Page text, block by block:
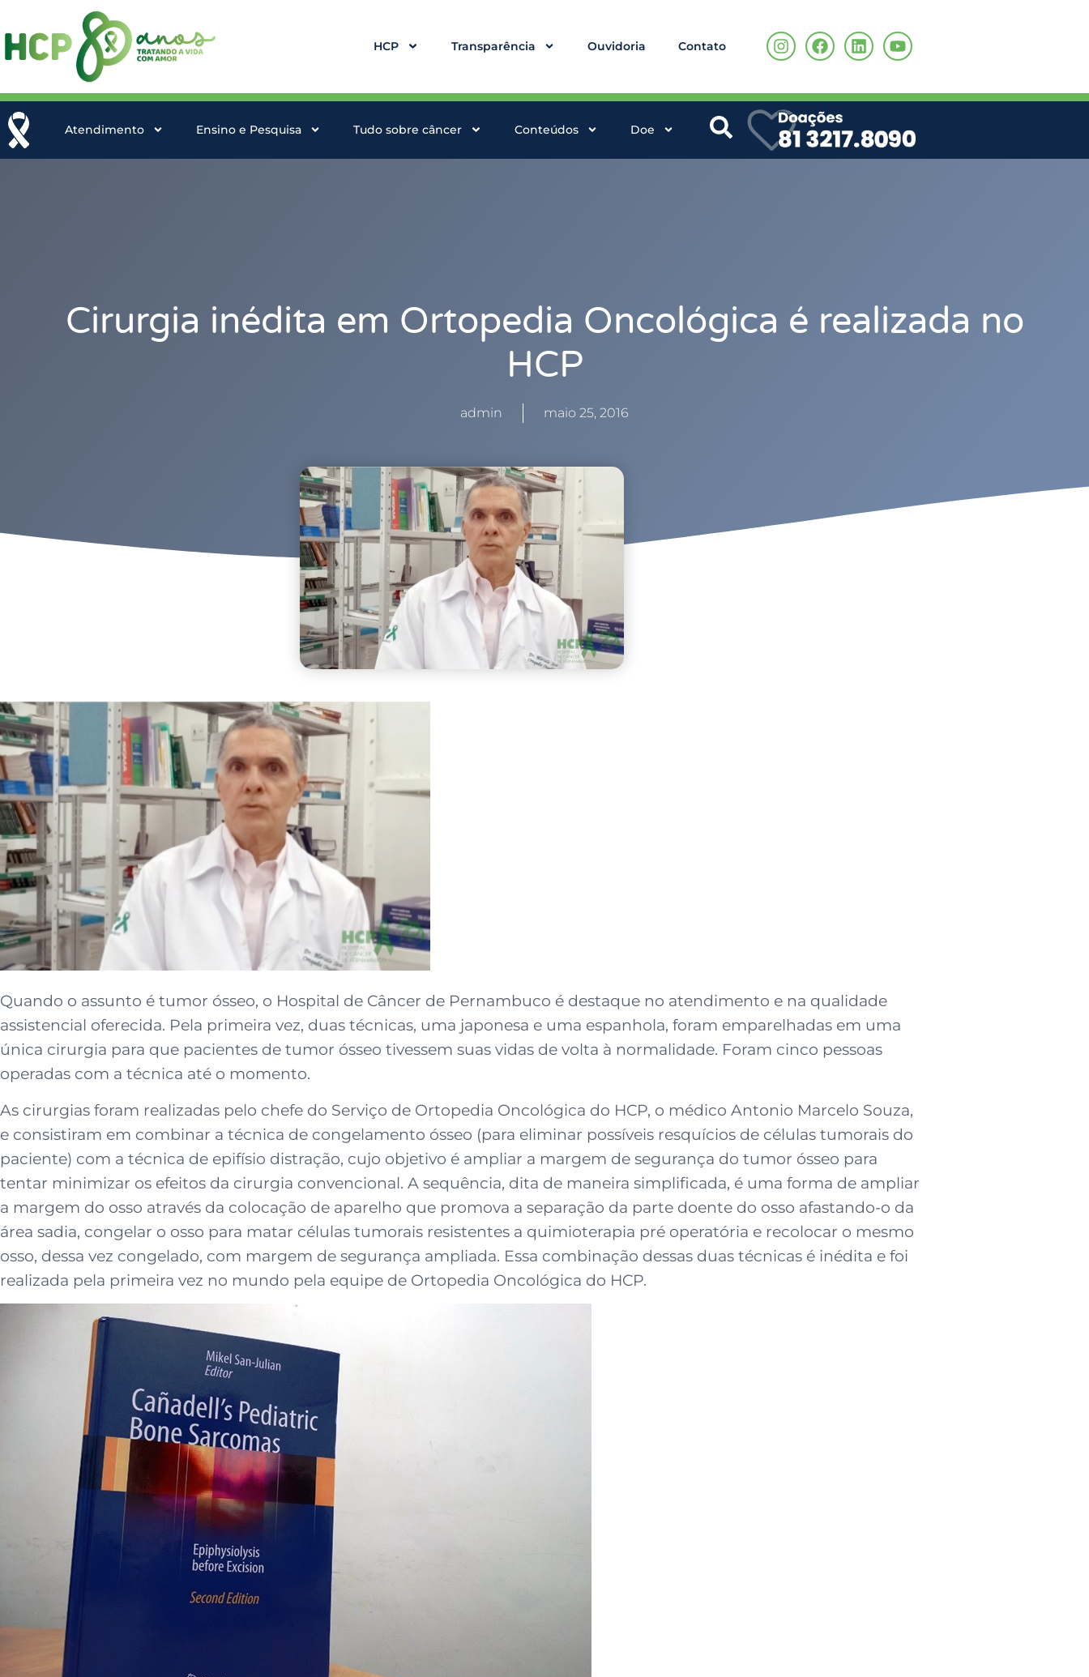
HCP Transparência Ouvidoria Contato
Atendimento Ensino e Pesquisa Tudo sobre câncer Conteúdos Doe
Cirurgia inédita em Ortopedia Oncológica é realizada no
HCP
admin maio 25, 2016
Quando o assunto é tumor ósseo, o Hospital de Câncer de Pernambuco é destaque no atendimento e na qualidade
assistencial oferecida. Pela primeira vez, duas técnicas, uma japonesa e uma espanhola, foram emparelhadas em uma
única cirurgia para que pacientes de tumor ósseo tivessem suas vidas de volta à normalidade. Foram cinco pessoas
operadas com a técnica até o momento.
As cirurgias foram realizadas pelo chefe do Serviço de Ortopedia Oncológica do HCP, o médico Antonio Marcelo Souza,
e consistiram em combinar a técnica de congelamento ósseo (para eliminar possíveis resquícios de células tumorais do
paciente) com a técnica de epifísio distração, cujo objetivo é ampliar a margem de segurança do tumor ósseo para
tentar minimizar os efeitos da cirurgia convencional. A sequência, dita de maneira simplificada, é uma forma de ampliar
a margem do osso através da colocação de aparelho que promova a separação da parte doente do osso afastando-o da
área sadia, congelar o osso para matar células tumorais resistentes a quimioterapia pré operatória e recolocar o mesmo
osso, dessa vez congelado, com margem de segurança ampliada. Essa combinação dessas duas técnicas é inédita e foi
realizada pela primeira vez no mundo pela equipe de Ortopedia Oncológica do HCP.